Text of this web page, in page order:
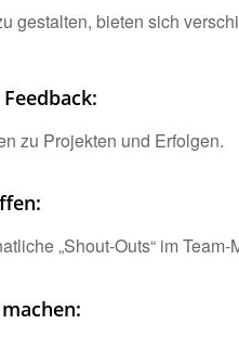
gestalten, bieten sich
zu Projekten und Erfolgen.
„Shout-Outs“ im